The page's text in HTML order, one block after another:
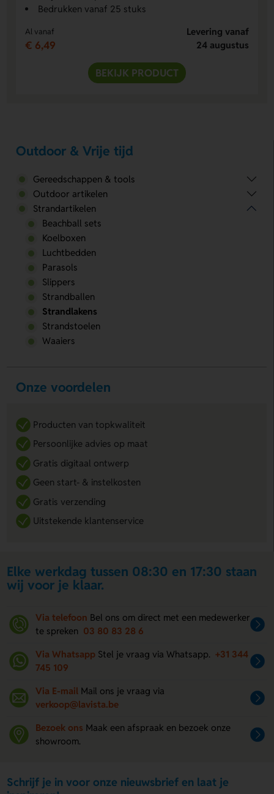
Bedrukken vanaf 25 stuks
Al vanaf
€ 6,49
Levering vanaf
24 augustus
BEKIJK PRODUCT
Outdoor & Vrije tijd
Gereedschappen & tools
Outdoor artikelen
Strandartikelen
Beachball sets
Koelboxen
Luchtbedden
Parasols
Slippers
Strandballen
Strandlakens
Strandstoelen
Waaiers
Onze voordelen
Producten van topkwaliteit
Persoonlijke advies op maat
Gratis digitaal ontwerp
Geen start- & instelkosten
Gratis verzending
Uitstekende klantenservice
Elke werkdag tussen 08:30 en 17:30 staan
wij voor je klaar.
Via telefoon Bel ons om direct met een medewerker
te spreken 03 80 83 28 6
Via Whatsapp Stel je vraag via Whatsapp. +31 344
745 109
Via E-mail Mail ons je vraag via
verkoop@lavista.be
Bezoek ons Maak een afspraak en bezoek onze
showroom.
Schrijf je in voor onze nieuwsbrief en laat je